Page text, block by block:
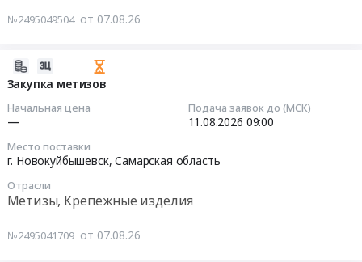
1,
№2495049504 от 07.08.26
Закупка метизов
Начальная цена
—
Подача заявок до (МСК)
11.08.2026 09:00
Место поставки
г. Новокуйбышевск,Самарская область
Отрасли
Метизы, Крепежные изделия
№2495041709 от 07.08.26